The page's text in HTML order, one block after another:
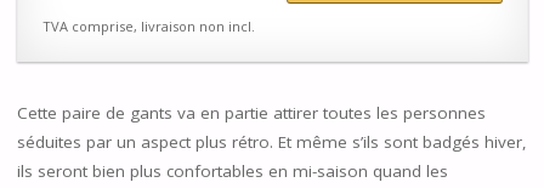
TVA comprise, livraison non incl.
Cette paire de gants va en partie attirer toutes les personnes
séduites par un aspect plus rétro. Et même s’ils sont badgés hiver,
ils seront bien plus confortables en mi-saison quand les